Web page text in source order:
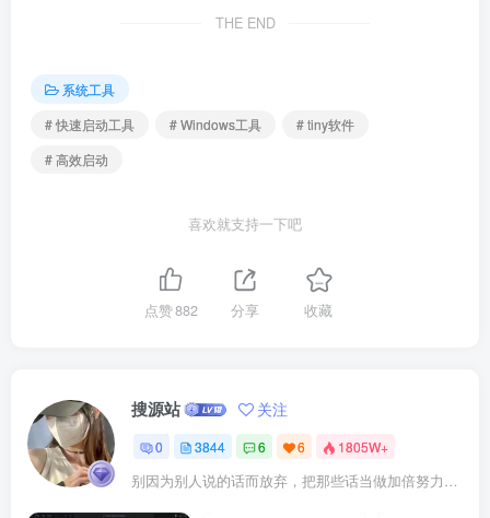
THE END
系统工具
# 快速启动工具
# Windows工具
# tiny软件
# 高效启动
喜欢就支持一下吧
点赞882 分享 收藏
搜源站 关注
0 3844 6 6 1805W+
别因为别人说的话而放弃，把那些话当做加倍努力的动力